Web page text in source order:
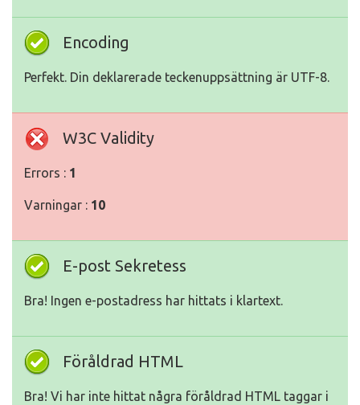
Encoding
Perfekt. Din deklarerade teckenuppsättning är UTF-8.
W3C Validity
Errors : 1
Varningar : 10
E-post Sekretess
Bra! Ingen e-postadress har hittats i klartext.
Föråldrad HTML
Bra! Vi har inte hittat några föråldrad HTML taggar i